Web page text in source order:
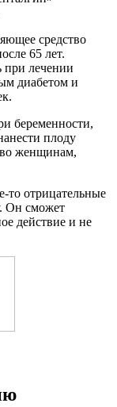
средство
65 лет.
при лечении
диабетом и
беременности,
плоду
женщинам,
то отрицательные
Он сможет
действие и не